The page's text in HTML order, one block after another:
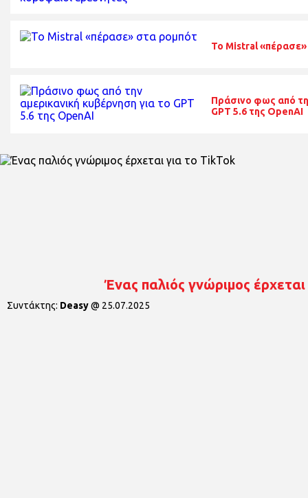
Το Mistral
Πράσινο φως από
GPT 5.6 της OpenAI
Ένας παλιός γνώριμος
Συντάκτης: Deasy@ 25.07.2025